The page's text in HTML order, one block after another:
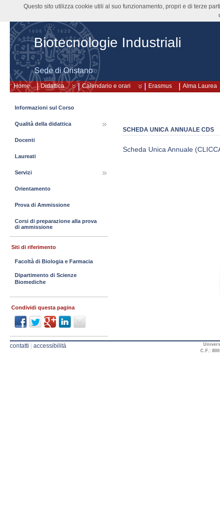
Biotecnologie Industriali
Sede di Oristano
Home Didattica Calendario e orari Erasmus Alma Laurea
SCHEDA UNICA ANNUALE CDS
Scheda Unica Annuale
Informazioni sul Corso
Qualità della didattica
Docenti
Laureati
Servizi
Orientamento
Prova di Ammissione
Corsi di preparazione alla prova
di ammissione
Siti di riferimento
Facoltà di Biologia e Farmacia
Dipartimento di Scienze
Biomediche
Condividi questa pagina
contatti accessibilità
C.F.:
Questo sito utilizza cookie utili al suo funzionamento, propri e di terze